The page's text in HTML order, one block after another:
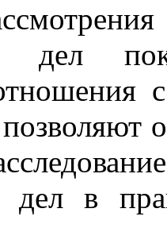
дел
дел в